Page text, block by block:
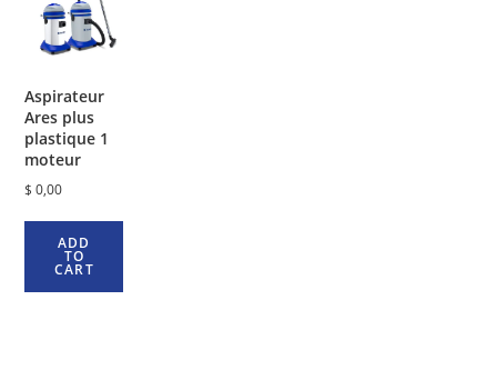
Aspirateur
Ares plus
plastique 1
moteur
$ 0,00
ADD
TO
CART